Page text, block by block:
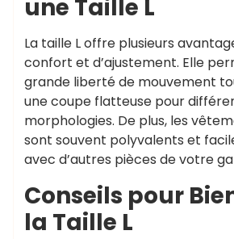
une Taille L
La taille L offre plusieurs
confort et d’ajustement. Elle
grande liberté de mouvement
une coupe flatteuse pour
morphologies. De plus, les
sont souvent polyvalents et
avec d’autres pièces de votre
Conseils pour
la Taille L